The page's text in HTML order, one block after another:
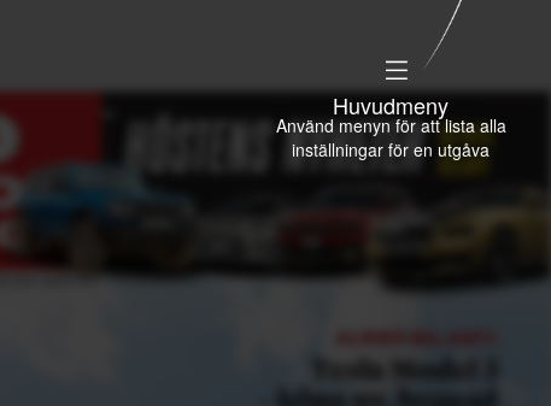
Huvudmeny
Använd menyn för att lista alla
inställningar för en utgåva